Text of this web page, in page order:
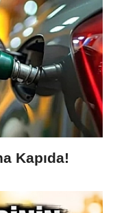
Kapıda!